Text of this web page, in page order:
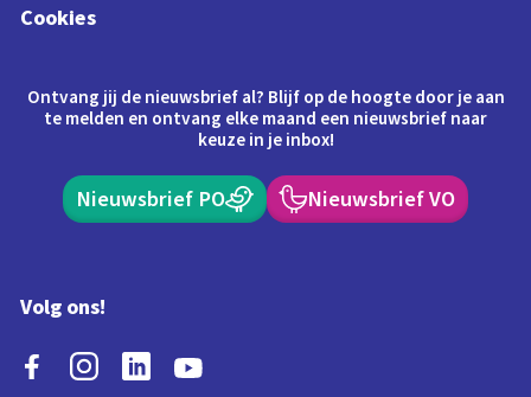
Cookies
Ontvang jij de nieuwsbrief al? Blijf op de hoogte door je aan
te melden en ontvang elke maand een nieuwsbrief naar
keuze in je inbox!
Nieuwsbrief PO Nieuwsbrief VO
Volg ons!